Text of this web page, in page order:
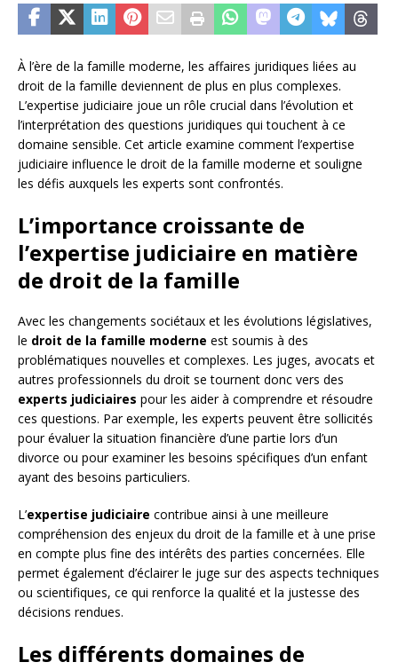
À l’ère de la famille moderne, les affaires juridiques liées au
droit de la famille deviennent de plus en plus complexes.
L’expertise judiciaire joue un rôle crucial dans l’évolution et
l’interprétation des questions juridiques qui touchent à ce
domaine sensible. Cet article examine comment l’expertise
judiciaire influence le droit de la famille moderne et souligne
les défis auxquels les experts sont confrontés.
L’importance croissante de
l’expertise judiciaire en matière
de droit de la famille
Avec les changements sociétaux et les évolutions législatives,
le droit de la famille moderne est soumis à des
problématiques nouvelles et complexes. Les juges, avocats et
autres professionnels du droit se tournent donc vers des
experts judiciaires pour les aider à comprendre et résoudre
ces questions. Par exemple, les experts peuvent être sollicités
pour évaluer la situation financière d’une partie lors d’un
divorce ou pour examiner les besoins spécifiques d’un enfant
ayant des besoins particuliers.
L’expertise judiciaire contribue ainsi à une meilleure
compréhension des enjeux du droit de la famille et à une prise
en compte plus fine des intérêts des parties concernées. Elle
permet également d’éclairer le juge sur des aspects techniques
ou scientifiques, ce qui renforce la qualité et la justesse des
décisions rendues.
Les différents domaines de